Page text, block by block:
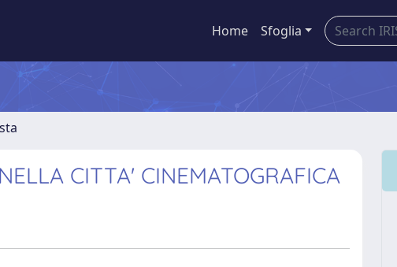
Home Sfoglia
CITTA' CINEMATOGRAFICA